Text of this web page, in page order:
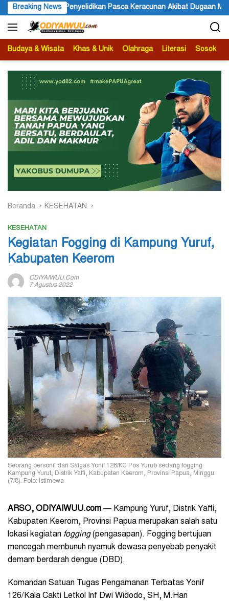
Langsung
ke
konten
Breaking News
Akibat Dugaan Menu MBG di Depapre Bupati
Budaya & Wisata Khas & Unik Olahraga Literasi Sosok
Beranda KESEHATAN
KESEHATAN
Kegiatan Fogging di Kampung Yuruf,
Kabupaten Keerom
ODIYAIWUU.com
7 Agustus 2022
Seorang personil dari Satgas Yonif 126/KC Pos Yurub sedang fogging
Kampung Yuruf, Distrik Yaffi, Kabupaten Keerom, Provinsi Papua, Minggu
(7/8). Foto: Istimewa
ARSO, ODIYAIWUU.com — Kampung Yuruf, Distrik Yaffi,
Kabupaten Keerom, Provinsi Papua merupakan salah satu
lokasi kegiatan fogging(pengasapan). Fogging bertujuan
mencegah membunuh nyamuk dewasa penyebab penyakit
demam berdarah dengue (DBD).
Komandan Satuan Tugas Pengamanan Terbatas Yonif
126/Kala Cakti Letkol Inf Dwi Widodo, SH, M.Han